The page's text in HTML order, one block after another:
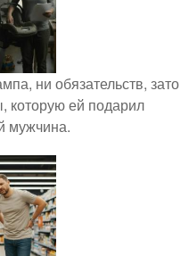
ни обязательств, зато
которую ей подарил
мужчина.